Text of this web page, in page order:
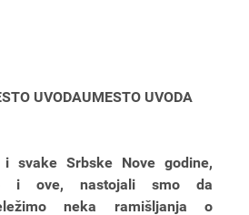
UVODAUMESTO UVODA
i svake Srbske Nove godine,
i ove, nastojali smo da
neka ramišljanja o